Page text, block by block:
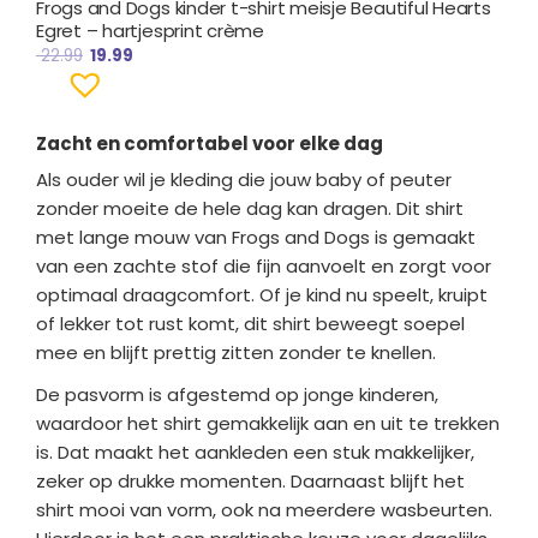
Frogs and Dogs kinder t-shirt meisje Beautiful Hearts
Egret – hartjesprint crème
22.99 19.99
Zacht en comfortabel voor elke dag
Als ouder wil je kleding die jouw baby of peuter
zonder moeite de hele dag kan dragen. Dit shirt
met lange mouw van Frogs and Dogs is gemaakt
van een zachte stof die fijn aanvoelt en zorgt voor
optimaal draagcomfort. Of je kind nu speelt, kruipt
of lekker tot rust komt, dit shirt beweegt soepel
mee en blijft prettig zitten zonder te knellen.
De pasvorm is afgestemd op jonge kinderen,
waardoor het shirt gemakkelijk aan en uit te trekken
is. Dat maakt het aankleden een stuk makkelijker,
zeker op drukke momenten. Daarnaast blijft het
shirt mooi van vorm, ook na meerdere wasbeurten.